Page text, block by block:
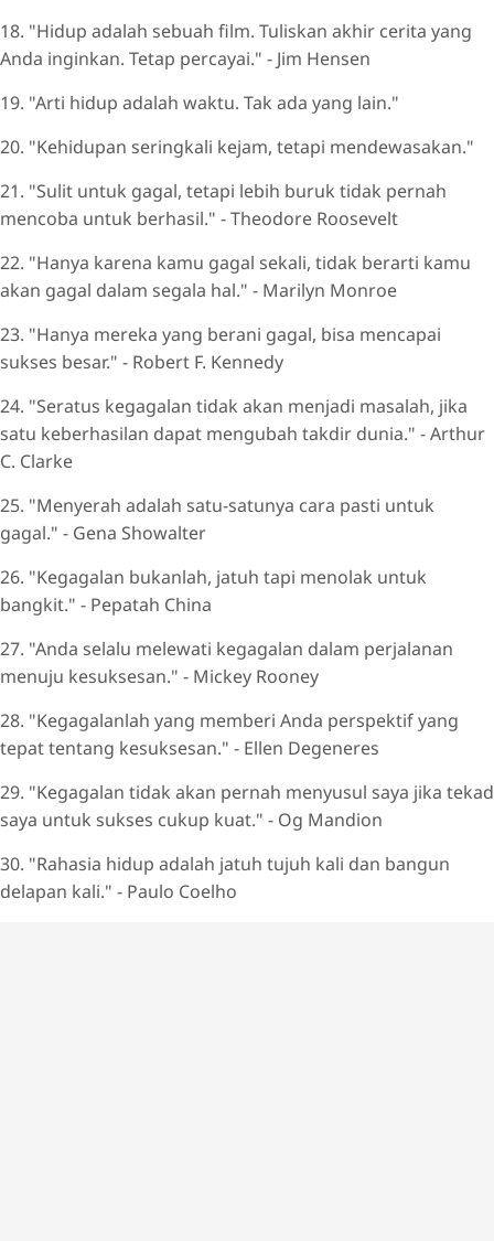
18. "Hidup adalah sebuah film. Tuliskan akhir cerita yang
Anda inginkan. Tetap percayai." - Jim Hensen
19. "Arti hidup adalah waktu. Tak ada yang lain."
20. "Kehidupan seringkali kejam, tetapi mendewasakan."
21. "Sulit untuk gagal, tetapi lebih buruk tidak pernah
mencoba untuk berhasil." - Theodore Roosevelt
22. "Hanya karena kamu gagal sekali, tidak berarti kamu
akan gagal dalam segala hal." - Marilyn Monroe
23. "Hanya mereka yang berani gagal, bisa mencapai
sukses besar." - Robert F. Kennedy
24. "Seratus kegagalan tidak akan menjadi masalah, jika
satu keberhasilan dapat mengubah takdir dunia." - Arthur
C. Clarke
25. "Menyerah adalah satu-satunya cara pasti untuk
gagal." - Gena Showalter
26. "Kegagalan bukanlah, jatuh tapi menolak untuk
bangkit." - Pepatah China
27. "Anda selalu melewati kegagalan dalam perjalanan
menuju kesuksesan." - Mickey Rooney
28. "Kegagalanlah yang memberi Anda perspektif yang
tepat tentang kesuksesan." - Ellen Degeneres
29. "Kegagalan tidak akan pernah menyusul saya jika tekad
saya untuk sukses cukup kuat." - Og Mandion
30. "Rahasia hidup adalah jatuh tujuh kali dan bangun
delapan kali." - Paulo Coelho